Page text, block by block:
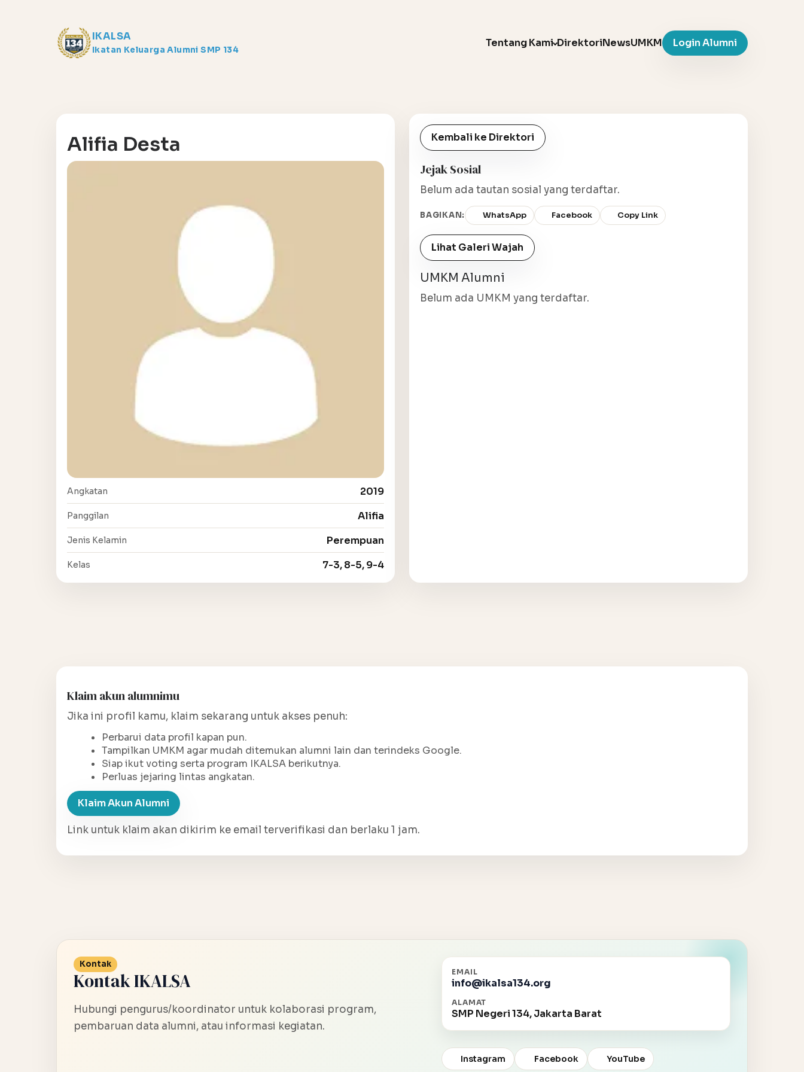
IKALSA
Ikatan Keluarga Alumni SMP 134
Tentang Kami DirektoriNewsUMKM Login Alumni
Alifia Desta
Angkatan 2019
Panggilan Alifia
Jenis Kelamin Perempuan
Kelas 7-3, 8-5, 9-4
Kembali ke Direktori
Jejak Sosial
Belum ada tautan sosial yang terdaftar.
BAGIKAN: WhatsApp Facebook Copy Link
Lihat Galeri Wajah
UMKM Alumni
Belum ada UMKM yang terdaftar.
Klaim akun alumnimu
Jika ini profil kamu, klaim sekarang untuk akses penuh:
Perbarui data profil kapan pun.
Tampilkan UMKM agar mudah ditemukan alumni lain dan terindeks Google.
Siap ikut voting serta program IKALSA berikutnya.
Perluas jejaring lintas angkatan.
Klaim Akun Alumni
Link untuk klaim akan dikirim ke email terverifikasi dan berlaku 1 jam.
Kontak
Kontak IKALSA
Hubungi pengurus/koordinator untuk kolaborasi program,
pembaruan data alumni, atau informasi kegiatan.
EMAIL
info@ikalsa134.org
ALAMAT
SMP Negeri 134, Jakarta Barat
Instagram Facebook YouTube